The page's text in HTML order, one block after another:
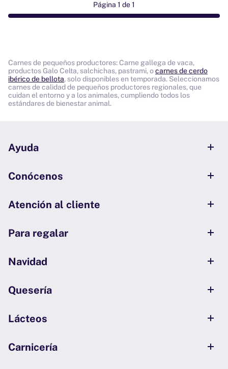
Página 1 de 1
Carnes de pequeños productores: Carne gallega de vaca,
productos Galo Celta, salchichas, pastrami, ocarnes de cerdo
ibérico de bellota, solo disponibles en temporada. Seleccionamos
carnes de calidad de pequeños productores regionales, que
cuidan el entorno y a los animales, cumpliendo todos los
estándares de bienestar animal.
Ayuda
Conócenos
Atención al cliente
Para regalar
Navidad
Quesería
Lácteos
Carnicería